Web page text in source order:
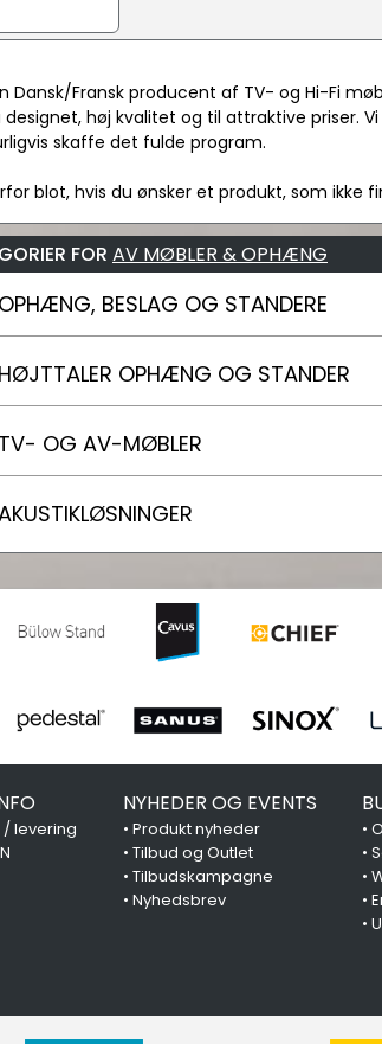
Dansk/Fransk producent af TV- og Hi-Fi
designet, høj kvalitet og til attraktive priser.
skaffe det fulde program.
blot, hvis du ønsker et produkt, som ikke
FOR AV MØBLER & OPHÆNG
OPHÆNG, BESLAG OG STANDERE
HØJTTALER OPHÆNG OG STANDER
TV- OG AV-MØBLER
levering
NYHEDER OG EVENTS
• Produkt nyheder
• Tilbud og Outlet
• Tilbudskampagne
• Nyhedsbrev
•
•
•
•
•